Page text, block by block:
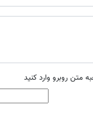
متن روبرو وارد کنید